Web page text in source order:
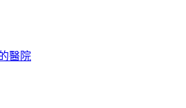
醫院